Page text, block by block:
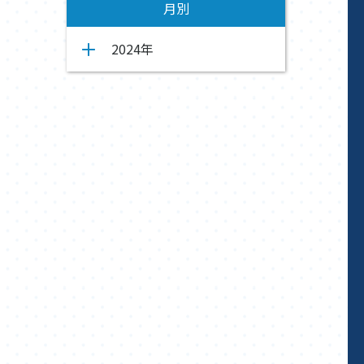
月別
2024年